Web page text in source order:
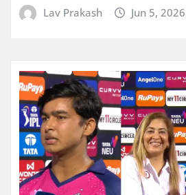
Lav Prakash Jun 5, 2026